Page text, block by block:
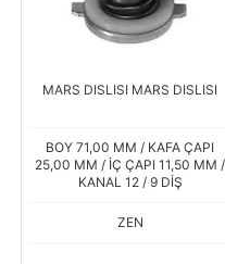
MARS DISLISI MARS DISLISI
BOY 71,00 MM / KAFA ÇAPI
25,00 MM / İÇ ÇAPI 11,50 MM /
KANAL 12 / 9 DİŞ
ZEN